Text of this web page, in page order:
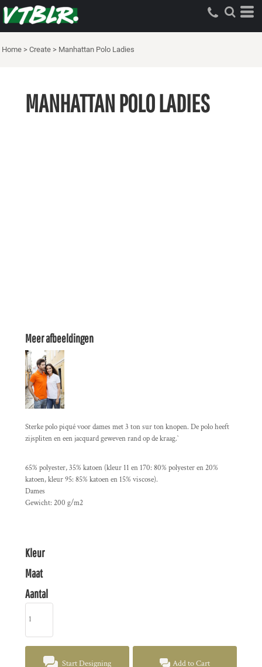
Home > Create > Manhattan Polo Ladies
MANHATTAN POLO LADIES
Meer afbeeldingen
Sterke polo piqué voor dames met 3 ton sur ton knopen. De polo heeft
zijspliten en een jacquard geweven rand op de kraag.`
65% polyester, 35% katoen (kleur 11 en 170: 80% polyester en 20%
katoen, kleur 95: 85% katoen en 15% viscose).
Dames
Gewicht: 200 g/m2
Kleur
Maat
Aantal
Start Designing Add to Cart